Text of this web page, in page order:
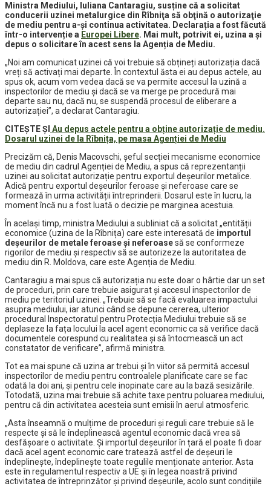
Ministra Mediului, Iuliana Cantaragiu, susține că a solicitat
conducerii uzinei metalurgice din Rîbniţa să obţină o autorizaţie
de mediu pentru a-și continua activitatea. Declarația a fost făcută
într-o intervenție a Europei Libere. Mai mult, potrivit ei, uzina a și
depus o solicitare în acest sens la Agenția de Mediu.
„Noi am comunicat uzinei că voi trebuie să obțineți autorizația dacă
vreți să activați mai departe. În contextul ăsta ei au depus actele, au
spus ok, acum vom vedea dacă se va permite accesul la uzină a
inspectorilor de mediu și dacă se va merge pe procedură mai
departe sau nu, dacă nu, se suspendă procesul de eliberare a
autorizației”, a declarat Cantaragiu.
CITEȘTE ȘI Au depus actele pentru a obține autorizație de mediu.
Dosarul uzinei de la Rîbnița, pe masa Agenției de Mediu
Precizăm că, Denis Macovschi, șeful secției mecanisme economice
de mediu din cadrul Agenției de Mediu, a spus că reprezentanții
uzinei au solicitat autorizație pentru exportul deșeurilor metalice.
Adică pentru exportul deșeurilor feroase și neferoase care se
formează în urma activității întreprinderii. Dosarul este în lucru, la
moment încă nu a fost luată o decizie pe marginea acestuia.
În același timp, ministra Mediului a subliniat că a solicitat „entității
economice (uzina de la Rîbnița) care este interesată de importul
deșeurilor de metale feroase și neferoasesă se conformeze
rigorilor de mediu și respectiv să se autorizeze la autoritatea de
mediu din R. Moldova, care este Agenția de Mediu.
Cantaragiu a mai spus că autorizația nu este doar o hârtie dar un set
de proceduri, prin care trebuie asigurat și accesul inspectorilor de
mediu pe teritoriul uzinei. „Trebuie să se facă evaluarea impactului
asupra mediului, iar atunci când se depune cererea, ulterior
procedural Inspectoratul pentru Protecția Mediului trebuie să se
deplaseze la fața locului la acel agent economic ca să verifice dacă
documentele corespund cu realitatea și să întocmească un act
constatator de verificare”, afirmă ministra.
Tot ea mai spune că uzina ar trebui și în viitor să permită accesul
inspectorilor de mediu pentru controalele planificate care se fac
odată la doi ani, și pentru cele inopinate care au la bază sesizările.
Totodată, uzina mai trebuie să achite taxe pentru poluarea mediului,
pentru că din activitatea acesteia sunt emisii în aerul atmosferic.
„Asta înseamnă o mulțime de proceduri și reguli care trebuie să le
respecte și să le îndeplinească agentul economic dacă vrea să
desfășoare o activitate. Și importul deșeurilor în țară el poate fi doar
dacă acel agent economic care tratează astfel de deșeuri le
îndeplinește, îndeplinește toate regulile menționate anterior. Asta
este în regulamentul respectiv a UE și în legea noastră privind
activitatea de întreprinzător și privind deșeurile, acolo sunt condițiile